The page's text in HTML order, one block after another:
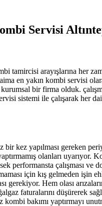
Servisi
tamircisi arayışlarına her
en yakın kombi servisi
bir firma olduk.
sistemi ile çalışarak her
bir kez yapılması gereken
olanları uyarıyor.
performansta çalışması ve
için kış gelmeden işin
gerekiyor. Hem olası
faturalarını düşürerek
kombi bakımı yaptırmayı